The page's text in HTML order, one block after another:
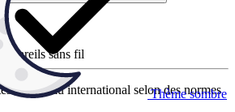
Thème sombre
sans fil
au niveau international selon des normes